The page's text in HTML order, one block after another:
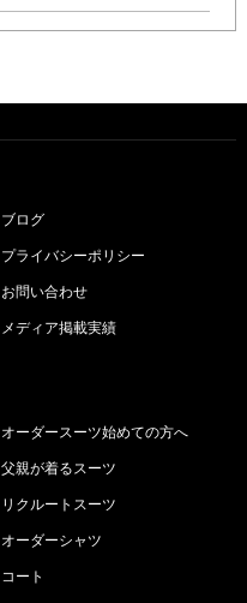
ブログ
プライバシーポリシー
お問い合わせ
メディア掲載実績
オーダースーツ始めての方へ
父親が着るスーツ
リクルートスーツ
オーダーシャツ
コート